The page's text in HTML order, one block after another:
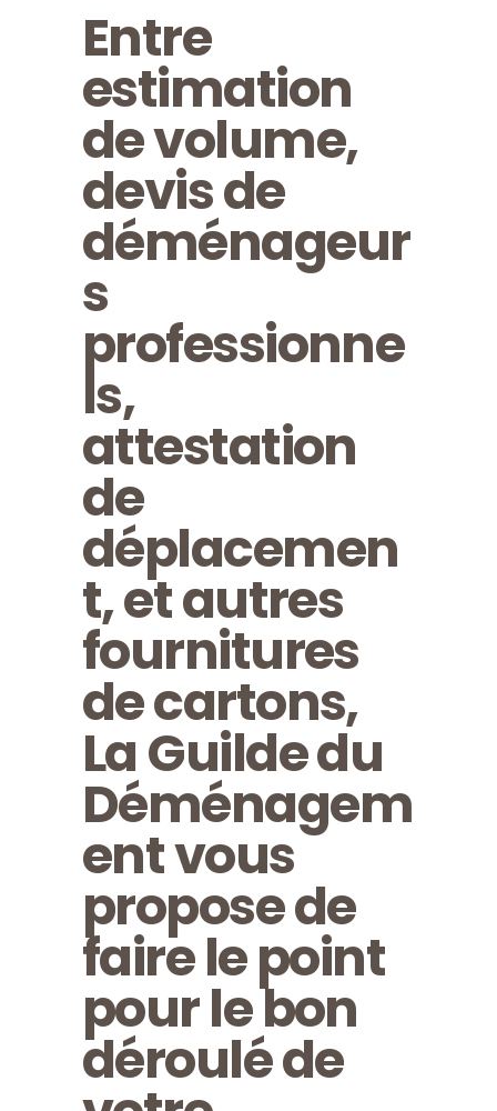
Entre
estimation
de volume,
devis de
déménageur
s
professionne
ls,
attestation
de
déplacemen
t, et autres
fournitures
de cartons,
La Guilde du
Déménagem
ent vous
propose de
faire le point
pour le bon
déroulé de